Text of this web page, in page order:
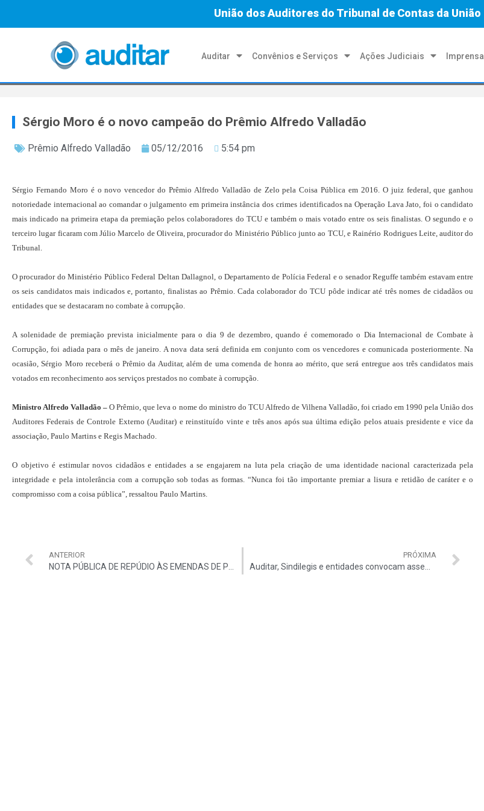
União dos Auditores do Tribunal de Contas da União
Auditar Convênios e Serviços Ações Judiciais Imprensa
Sérgio Moro é o novo campeão do Prêmio Alfredo Valladão
Prêmio Alfredo Valladão 05/12/2016 5:54 pm
Sérgio Fernando Moro é o novo vencedor do Prêmio Alfredo Valladão de Zelo pela Coisa Pública em 2016. O juiz federal, que ganhou
notoriedade internacional ao comandar o julgamento em primeira instância dos crimes identificados na Operação Lava Jato, foi o candidato
mais indicado na primeira etapa da premiação pelos colaboradores do TCU e também o mais votado entre os seis finalistas. O segundo e o
terceiro lugar ficaram com Júlio Marcelo de Oliveira, procurador do Ministério Público junto ao TCU, e Rainério Rodrigues Leite, auditor do
Tribunal.
O procurador do Ministério Público Federal Deltan Dallagnol, o Departamento de Polícia Federal e o senador Reguffe também estavam entre
os seis candidatos mais indicados e, portanto, finalistas ao Prêmio. Cada colaborador do TCU pôde indicar até três nomes de cidadãos ou
entidades que se destacaram no combate à corrupção.
A solenidade de premiação prevista inicialmente para o dia 9 de dezembro, quando é comemorado o Dia Internacional de Combate à
Corrupção, foi adiada para o mês de janeiro. A nova data será definida em conjunto com os vencedores e comunicada posteriormente. Na
ocasião, Sérgio Moro receberá o Prêmio da Auditar, além de uma comenda de honra ao mérito, que será entregue aos três candidatos mais
votados em reconhecimento aos serviços prestados no combate à corrupção.
Ministro Alfredo Valladão – O Prêmio, que leva o nome do ministro do TCU Alfredo de Vilhena Valladão, foi criado em 1990 pela União dos
Auditores Federais de Controle Externo (Auditar) e reinstituído vinte e três anos após sua última edição pelos atuais presidente e vice da
associação, Paulo Martins e Regis Machado.
O objetivo é estimular novos cidadãos e entidades a se engajarem na luta pela criação de uma identidade nacional caracterizada pela
integridade e pela intolerância com a corrupção sob todas as formas. “Nunca foi tão importante premiar a lisura e retidão de caráter e o
compromisso com a coisa pública”, ressaltou Paulo Martins.
ANTERIOR PRÓXIMA